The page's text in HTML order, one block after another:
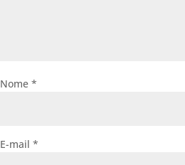
Nome *
E-mail *